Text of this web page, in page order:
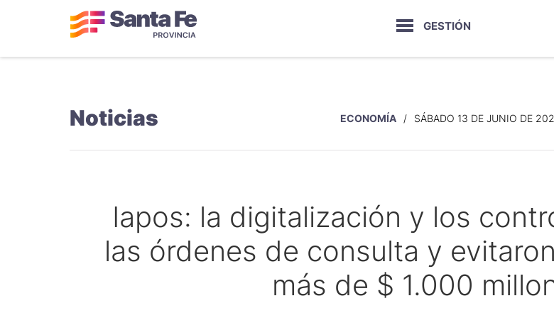
GESTIÓN
Noticias ECONOMÍA SÁBADO 13 DE JUNIO DE
Iapos: la digitalización y los
las órdenes de consulta y
más de $ 1.000